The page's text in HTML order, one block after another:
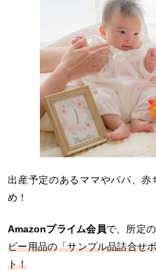
出産予定のあるママやパパ、
め！
Amazonプライム会員で、所定
ビー用品の「サンプル品詰合せ
ト！